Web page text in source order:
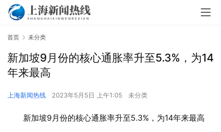
首页 未分类
新加坡9月份的核心通胀率升至5.3%，为14
年来最高
上海新闻热线 2023年5月5日 上午1:05 未分类
新加坡9月份的核心通胀率升至5.3%，为14年来最高